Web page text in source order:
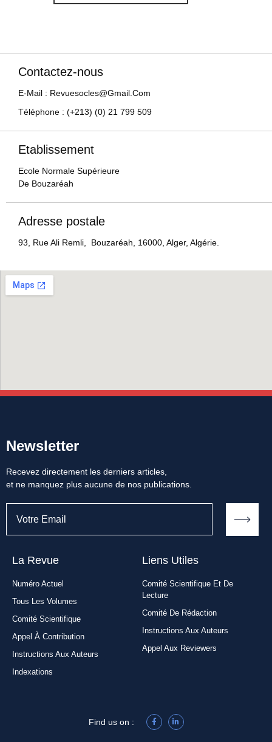
Contactez-nous
E-Mail : Revuesocles@gmail.com
Téléphone : (+213) (0) 21 799 509
Etablissement
Ecole Normale Supérieure
De Bouzaréah
Adresse postale
93, Rue Ali Remli, Bouzaréah, 16000, Alger, Algérie.
Newsletter
Recevez directement les derniers articles,
et ne manquez plus aucune de nos publications.
La Revue
Numéro Actuel
Tous Les Volumes
Comité Scientifique
Appel À Contribution
Instructions Aux Auteurs
Indexations
Liens Utiles​
Comité Scientifique Et De
Lecture
Comité De Rédaction
Instructions Aux Auteurs
Appel Aux Reviewers
Find us on :